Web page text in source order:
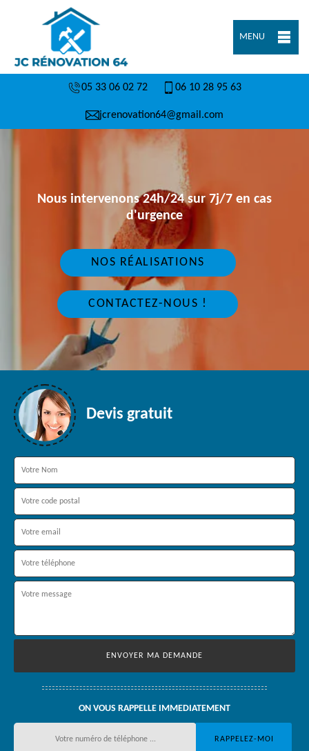
MENU
05 33 06 02 72 06 10 28 95 63
jcrenovation64@gmail.com
Nous intervenons 24h/24 sur 7j/7 en cas
d'urgence
NOS RÉALISATIONS
CONTACTEZ-NOUS !
Devis gratuit
ON VOUS RAPPELLE IMMEDIATEMENT